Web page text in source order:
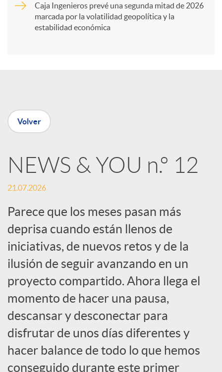
e
R
e
d
e
s
S
o
Caja Ingenieros prevé una segunda mitad de 2026
marcada por la volatilidad geopolítica y la
estabilidad económica
Volver
NEWS & YOU n.º 12
21.07.2026
Parece que los meses pasan más
deprisa cuando están llenos de
iniciativas, de nuevos retos y de la
ilusión de seguir avanzando en un
proyecto compartido. Ahora llega el
momento de hacer una pausa,
descansar y desconectar para
disfrutar de unos días diferentes y
hacer balance de todo lo que hemos
conseguido durante este primer